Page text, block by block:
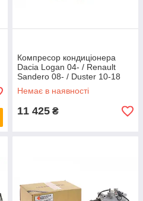
Компресор кондиціонера
Dacia Logan 04- / Renault
Sandero 08- / Duster 10-18
VAN Wezel 4300K468
Немає в наявності
11 425 ₴